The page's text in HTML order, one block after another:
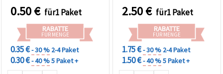
handgemachten
Schmuck, Armbänder,
Ketten und DIY-
Bastelprojekte
0.50€ für1 Paket
RABATTE
FÜR MENGE
0.35 €- 30 % 2-4 Paket
0.30 €- 40 %5 Paket +
2.50€ für1 Paket
RABATTE
FÜR MENGE
1.75 €- 30 % 2-4 Paket
1.50 €- 40 %5 Paket +